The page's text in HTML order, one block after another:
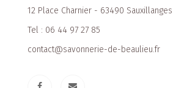
12 Place Charnier - 63490 Sauxillanges
Tel : 06 44 97 27 85
contact@savonnerie-de-beaulieu.fr